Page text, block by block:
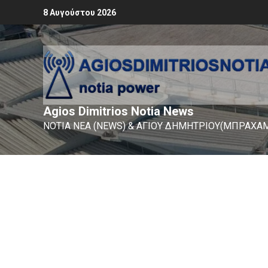
8 Αυγούστου 2026
Agios Dimitrios Notia News
ΝΟΤΙΑ ΝΕΑ (NEWS) & ΑΓΙΟΥ